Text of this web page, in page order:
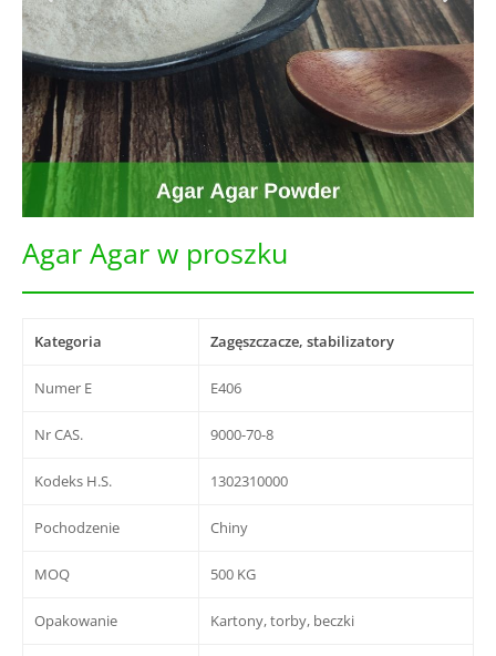
Agar Agar w proszku
Kategoria Zagęszczacze, stabilizatory
Numer E E406
Nr CAS. 9000-70-8
Kodeks H.S. 1302310000
Pochodzenie Chiny
MOQ 500 KG
Opakowanie Kartony, torby, beczki